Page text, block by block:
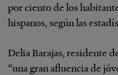
por ciento de los
hispanos, según las
Delia Barajas, residente
“una gran afluencia de